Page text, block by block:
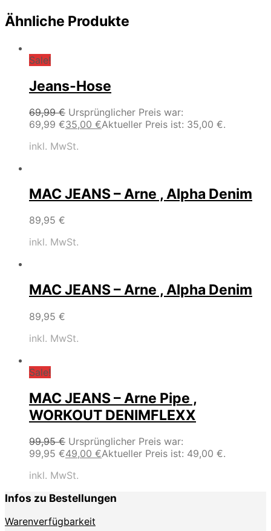
Ähnliche Produkte
Sale!
Jeans-Hose
69,99€ Ursprünglicher Preis war:
69,99 €35,00 €Aktueller Preis ist: 35,00 €.
inkl. MwSt.
MAC JEANS – Arne , Alpha Denim
89,95 €
inkl. MwSt.
MAC JEANS – Arne , Alpha Denim
89,95 €
inkl. MwSt.
Sale!
MAC JEANS – Arne Pipe ,
WORKOUT DENIMFLEXX
99,95€ Ursprünglicher Preis war:
99,95 €49,00 €Aktueller Preis ist: 49,00 €.
inkl. MwSt.
Infos zu Bestellungen
Warenverfügbarkeit